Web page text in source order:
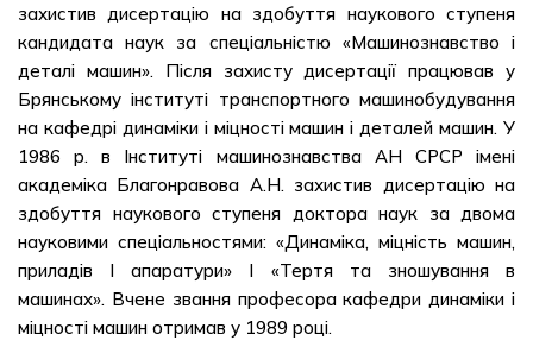
захистив дисертацію на здобуття наукового ступеня
кандидата наук за спеціальністю «Машинознавство і
деталі машин». Після захисту дисертації працював у
Брянському інституті транспортного машинобудування
на кафедрі динаміки і міцності машин і деталей машин. У
1986 р. в Інституті машинознавства АН СРСР імені
академіка Благонравова А.Н. захистив дисертацію на
здобуття наукового ступеня доктора наук за двома
науковими спеціальностями: «Динаміка, міцність машин,
приладів І апаратури» І «Тертя та зношування в
машинах». Вчене звання професора кафедри динаміки і
міцності машин отримав у 1989 році.